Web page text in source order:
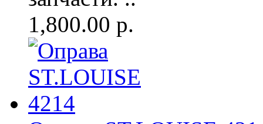
1,800.00 р.